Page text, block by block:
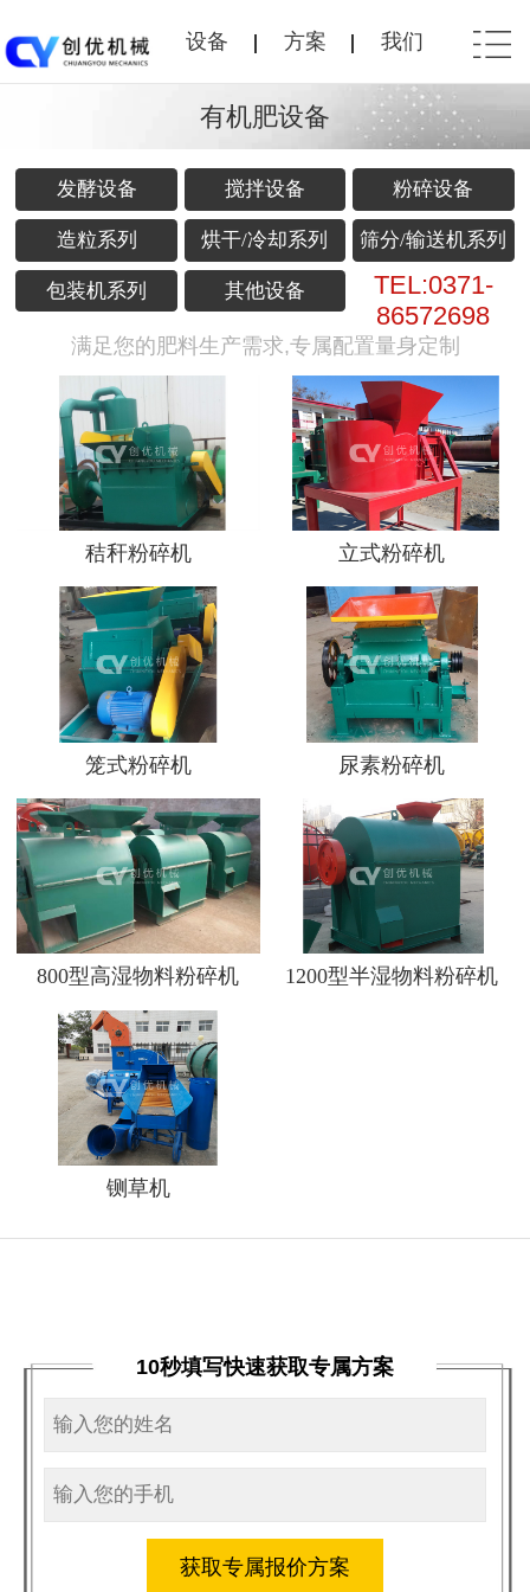
设备 方案 我们
有机肥设备
发酵设备 搅拌设备 粉碎设备
造粒系列 烘干/冷却系列 筛分/输送机系列
包装机系列 其他设备
TEL:0371-
86572698
满足您的肥料生产需求,专属配置量身定制
秸秆粉碎机 立式粉碎机
笼式粉碎机 尿素粉碎机
800型高湿物料粉碎机 1200型半湿物料粉碎机
铡草机
10秒填写快速获取专属方案
获取专属报价方案